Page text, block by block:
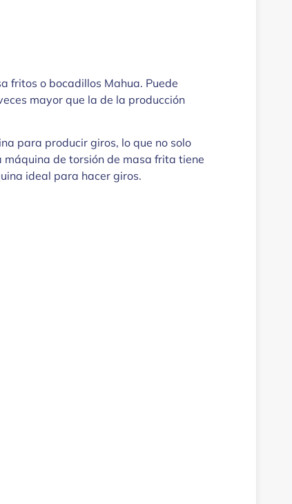
fritos o bocadillos Mahua. Puede
mayor que la de la producción
para producir giros, lo que no solo
de torsión de masa frita tiene
ideal para hacer giros.